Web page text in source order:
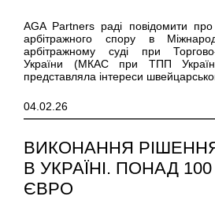
AGA Partners раді повідомити
арбітражного спору в
арбітражному суді при
України (МКАС при ТПП
представляла інтереси
04.02.26
ВИКОНАННЯ
В УКРАЇНІ. ПОНАД
ЄВРО